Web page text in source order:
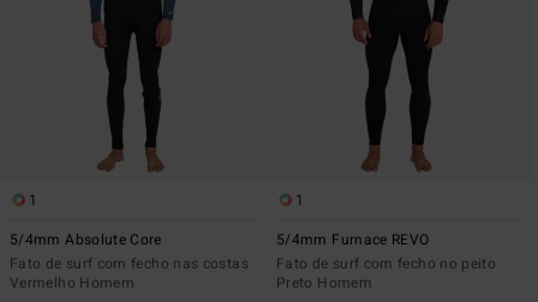
1
5/4mm Absolute Core
Fato de surf com fecho nas costas
Vermelho Homem
1
5/4mm Furnace REVO
Fato de surf com fecho no peito
Preto Homem